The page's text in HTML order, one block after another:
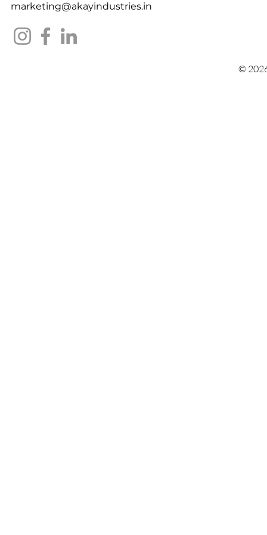
marketing@akayindustries.in
©